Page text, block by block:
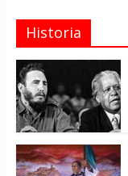
Historia